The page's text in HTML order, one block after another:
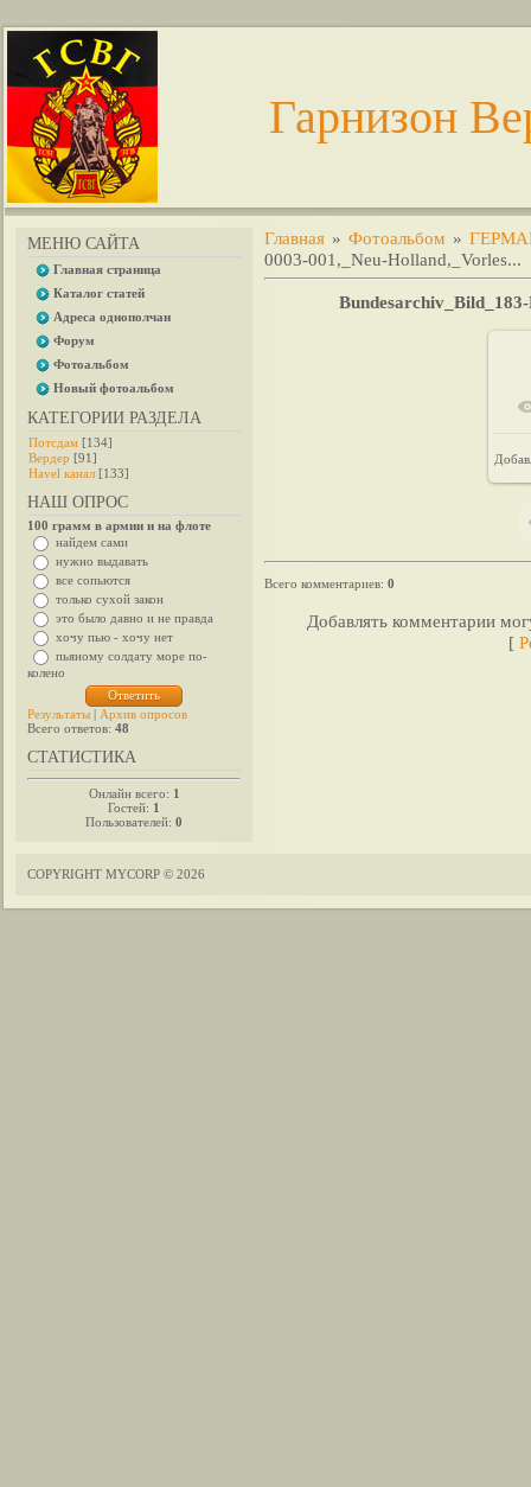
Гарнизон
МЕНЮ САЙТА
Главная страница
Каталог статей
Адреса однополчан
Форум
Фотоальбом
Новый фотоальбом
КАТЕГОРИИ РАЗДЕЛА
Потсдам [134]
Вердер [91]
Havel канал [133]
НАШ ОПРОС
100 грамм в армии и на флоте
найдем сами
нужно выдавать
все сопьются
только сухой закон
это было давно и не правда
хочу пью - хочу нет
пьяному солдату море по-
колено
Результаты | Архив опросов
Всего ответов: 48
СТАТИСТИКА
Онлайн всего: 1
Гостей: 1
Пользователей: 0
Главная » Фотоальбом »
0003-001,_Neu-Holland,_Vorles...
Всего комментариев: 0
Добавлять комментарии
[
COPYRIGHT MYCORP © 2026